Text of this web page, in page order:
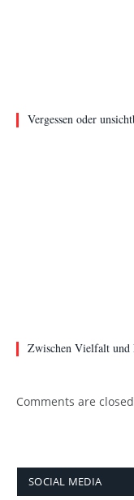
Vergessen oder
Zwischen Vielfalt und
Comments are
SOCIAL MEDIA